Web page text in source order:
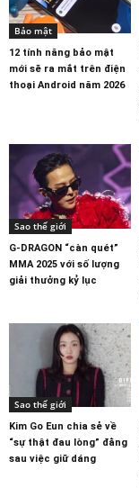
Bảo mật
12 tính năng bảo mật
mới sẽ ra mắt trên điện
thoại Android năm 2026
Sao thế giới
G-DRAGON “càn quét”
MMA 2025 với số lượng
giải thưởng kỷ lục
Sao thế giới
Kim Go Eun chia sẻ về
“sự thật đau lòng” đằng
sau việc giữ dáng